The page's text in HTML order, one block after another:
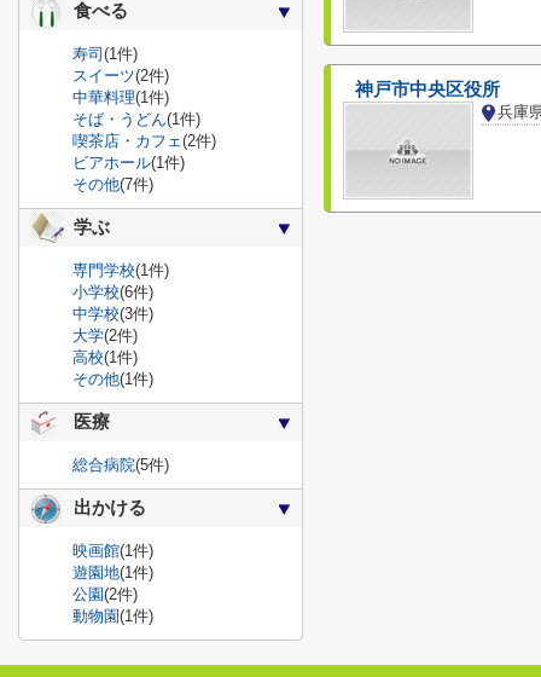
神戸市中央区役所
兵庫
食べる
寿司 (1件)
スイーツ(2件)
中華料理(1件)
そば・うどん(1件)
喫茶店・カフェ(2件)
ビアホール(1件)
その他(7件)
学ぶ
専門学校(1件)
小学校(6件)
中学校(3件)
大学(2件)
高校(1件)
その他(1件)
医療
総合病院(5件)
出かける
映画館(1件)
遊園地(1件)
公園(2件)
動物園(1件)